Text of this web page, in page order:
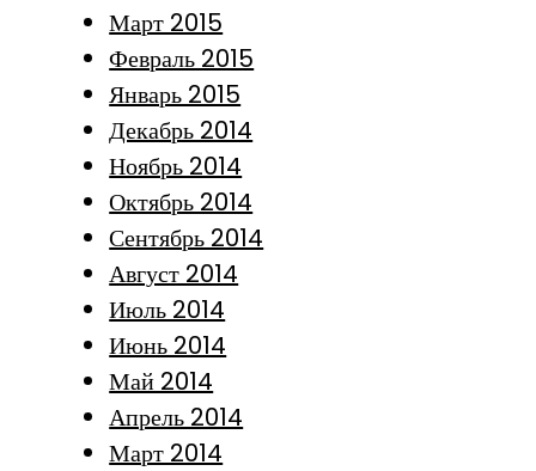
Март 2015
Февраль 2015
Январь 2015
Декабрь 2014
Ноябрь 2014
Октябрь 2014
Сентябрь 2014
Август 2014
Июль 2014
Июнь 2014
Май 2014
Апрель 2014
Март 2014